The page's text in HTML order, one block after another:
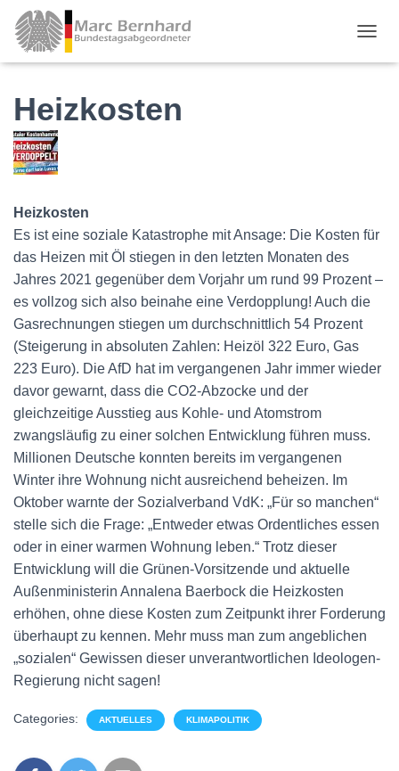
Heizkosten
Heizkosten
Es ist eine soziale Katastrophe mit Ansage: Die Kosten für
das Heizen mit Öl stiegen in den letzten Monaten des
Jahres 2021 gegenüber dem Vorjahr um rund 99 Prozent –
es vollzog sich also beinahe eine Verdopplung! Auch die
Gasrechnungen stiegen um durchschnittlich 54 Prozent
(Steigerung in absoluten Zahlen: Heizöl 322 Euro, Gas
223 Euro). Die AfD hat im vergangenen Jahr immer wieder
davor gewarnt, dass die CO2-Abzocke und der
gleichzeitige Ausstieg aus Kohle- und Atomstrom
zwangsläufig zu einer solchen Entwicklung führen muss.
Millionen Deutsche konnten bereits im vergangenen
Winter ihre Wohnung nicht ausreichend beheizen. Im
Oktober warnte der Sozialverband VdK: „Für so manchen“
stelle sich die Frage: „Entweder etwas Ordentliches essen
oder in einer warmen Wohnung leben.“ Trotz dieser
Entwicklung will die Grünen-Vorsitzende und aktuelle
Außenministerin Annalena Baerbock die Heizkosten
erhöhen, ohne diese Kosten zum Zeitpunkt ihrer Forderung
überhaupt zu kennen. Mehr muss man zum angeblichen
„sozialen“ Gewissen dieser unverantwortlichen Ideologen-
Regierung nicht sagen!
Categories: AKTUELLES KLIMAPOLITIK